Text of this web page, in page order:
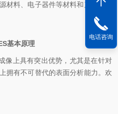
材料、电子器件等材料和产品的分
基本原理
像上具有突出优势，尤其是在针对
拥有不可替代的表面分析能力。欢
电话咨询